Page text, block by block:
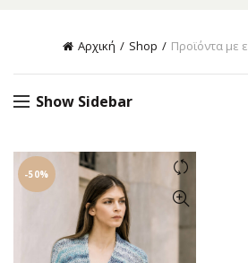
Αρχική Shop Προϊόντα με
Show Sidebar
-50%